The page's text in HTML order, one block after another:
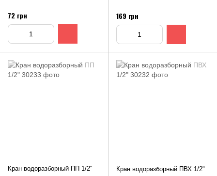
72 грн 169 грн
Кран водоразборный ПП 1/2" Кран водоразборный ПВХ 1/2"